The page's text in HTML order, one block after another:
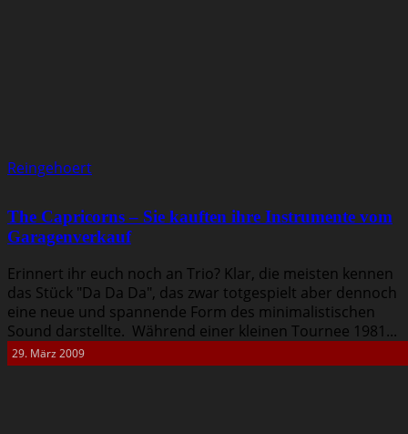
Reingehoert
The Capricorns – Sie kauften ihre Instrumente vom
Garagenverkauf
Erinnert ihr euch noch an Trio? Klar, die meisten kennen
das Stück "Da Da Da", das zwar totgespielt aber dennoch
eine neue und spannende Form des minimalistischen
Sound darstellte. Während einer kleinen Tournee 1981...
29. März 2009